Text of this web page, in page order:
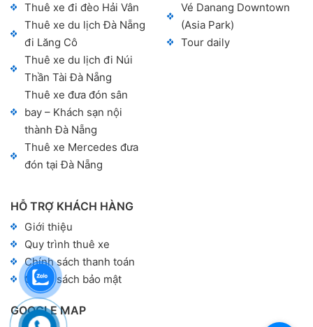
Thuê xe đi đèo Hải Vân
Thuê xe du lịch Đà Nẵng
đi Lăng Cô
Thuê xe du lịch đi Núi
Thần Tài Đà Nẵng
Thuê xe đưa đón sân
bay – Khách sạn nội
thành Đà Nẵng
Thuê xe Mercedes đưa
đón tại Đà Nẵng
Vé Danang Downtown
(Asia Park)
Tour daily
GOOGLE MAP
HỖ TRỢ KHÁCH HÀNG
Giới thiệu
Quy trình thuê xe
Chính sách thanh toán
Chính sách bảo mật